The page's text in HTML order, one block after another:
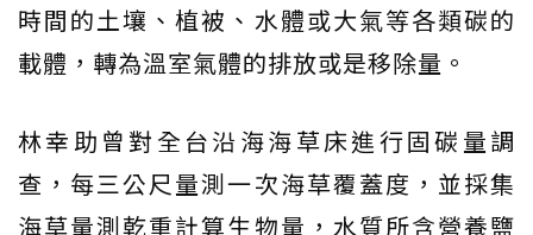
時間的土壤、植被、水體或大氣等各類碳的
載體，轉為溫室氣體的排放或是移除量。
林幸助曾對全台沿海海草床進行固碳量調
查，每三公尺量測一次海草覆蓋度，並採集
海草量測乾重計算生物量，水質所含營養鹽